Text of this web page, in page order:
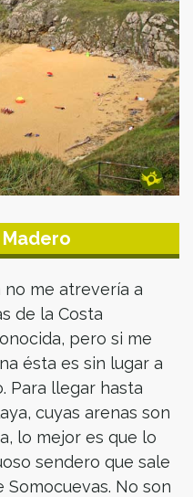
no me atrevería a
de la Costa
pero si me
ésta es sin lugar a
Para llegar hasta
cuyas arenas son
lo mejor es que lo
sendero que sale
No son